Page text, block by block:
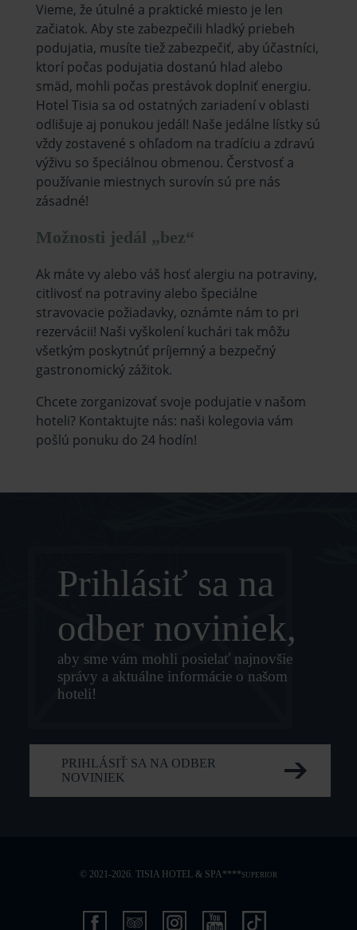
Vieme, že útulné a praktické miesto je len
začiatok. Aby ste zabezpečili hladký priebeh
podujatia, musíte tiež zabezpečiť, aby účastníci,
ktorí počas podujatia dostanú hlad alebo
smäd, mohli počas prestávok doplniť energiu.
Hotel Tisia sa od ostatných zariadení v oblasti
odlišuje aj ponukou jedál! Naše jedálne lístky sú
vždy zostavené s ohľadom na tradíciu a zdravú
výživu so špeciálnou obmenou. Čerstvosť a
používanie miestnych surovín sú pre nás
zásadné!
Možnosti jedál „bez“
Ak máte vy alebo váš hosť alergiu na potraviny,
citlivosť na potraviny alebo špeciálne
stravovacie požiadavky, oznámte nám to pri
rezervácii! Naši vyškolení kuchári tak môžu
všetkým poskytnúť príjemný a bezpečný
gastronomický zážitok.
Chcete zorganizovať svoje podujatie v našom
hoteli? Kontaktujte nás: naši kolegovia vám
pošlú ponuku do 24 hodín!
Prihlásiť sa na
odber noviniek,
aby sme vám mohli posielať najnovšie
správy a aktuálne informácie o našom
hoteli!
PRIHLÁSIŤ SA NA ODBER
NOVINIEK
© 2021-2026. TISIA HOTEL & SPA**** SUPERIOR